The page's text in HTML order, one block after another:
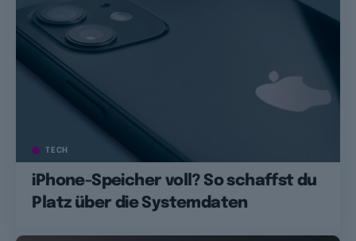
TECH
iPhone-Speicher voll? So schaffst du
Platz über die Systemdaten